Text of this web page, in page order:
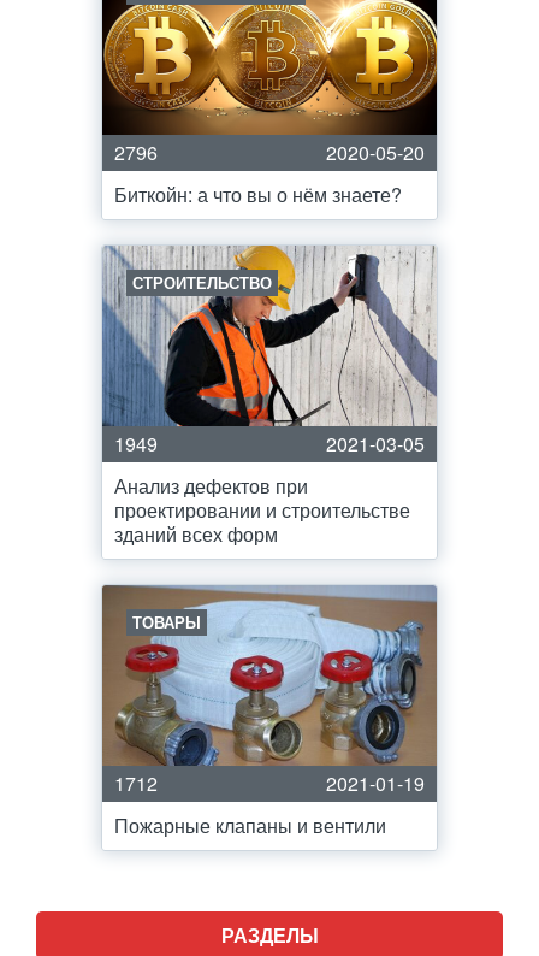
2796
2020-05-20
Биткойн: а что вы о нём знаете?
СТРОИТЕЛЬСТВО
1949
2021-03-05
Анализ дефектов при
проектировании и строительстве
зданий всех форм
ТОВАРЫ
1712
2021-01-19
Пожарные клапаны и вентили
РАЗДЕЛЫ